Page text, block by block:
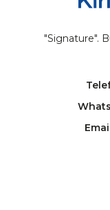
"Signature".